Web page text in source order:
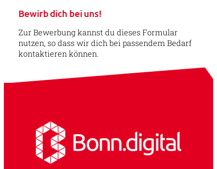
Bewirb dich bei uns!
Zur Bewerbung kannst du dieses Formular
nutzen, so dass wir dich bei passendem Bedarf
kontaktieren können.